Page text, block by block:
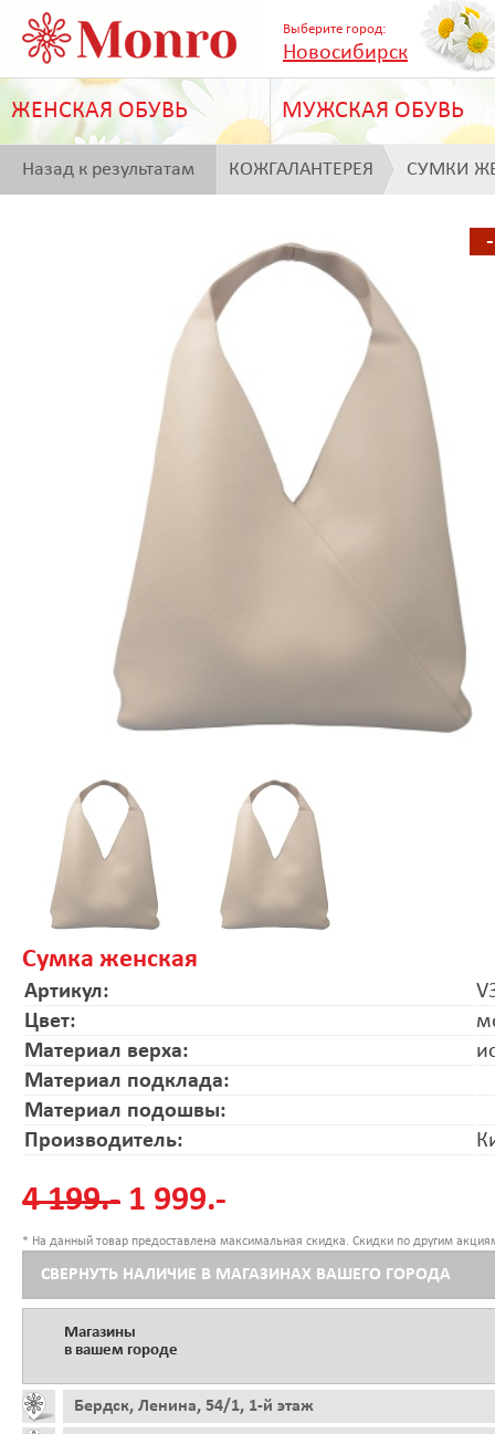
Выберите город:
Новосибирск
ЖЕНСКАЯ ОБУВЬ МУЖСКАЯ ОБУВЬ
Назад к результатам КОЖГАЛАНТЕРЕЯ СУМКИ
Сумка женская
Артикул:
Цвет:
Материал верха:
Материал подклада:
Материал подошвы:
Производитель:
4 199.- 1 999.-
* На данный товар предоставлена максимальная скидка. Скидки по другим
СВЕРНУТЬ НАЛИЧИЕ В МАГАЗИНАХ ВАШЕГО ГОРОДА
Магазины
в вашем городе
Бердск, Ленина, 54/1, 1-й этаж